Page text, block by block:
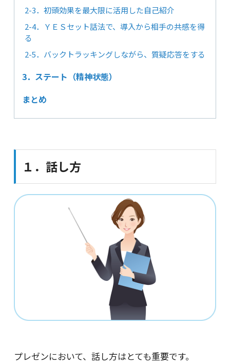
2-3．初頭効果を最大限に活用した自己紹介
2-4．ＹＥＳセット話法で、導入から相手の共感を得
る
2-5．バックトラッキングしながら、質疑応答をする
3．ステート（精神状態）
まとめ
１．話し方
プレゼンにおいて、話し方はとても重要です。